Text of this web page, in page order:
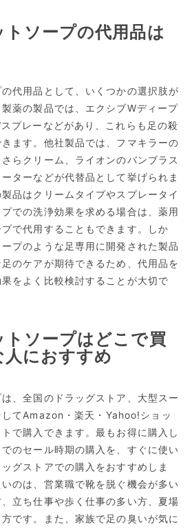
ソープの代用品は
代用品として、いくつかの選択肢が
薬の製品では、エクシブWディープ
プレーなどがあり、これらも足の殺
ます。他社製品では、フマキラーの
らクリーム、ライオンのバンブラス
ターなどが代替品として挙げられま
品はクリームタイプやスプレータイ
での洗浄効果を求める場合は、薬用
で代用することもできます。しか
プのような足専用に開発された製品
のケアが期待できるため、代用品を
をよく比較検討することが大切で
ソープはどこで買
におすすめ
、全国のドラッグストア、大型スー
てAmazon・楽天・Yahoo!ショッ
で購入できます。最もお得に購入し
のセール時期の購入を、すぐに使い
グストアでの購入をおすすめしま
のは、営業職で靴を脱ぐ機会が多い
立ち仕事や歩く仕事の多い方、夏場
です。また、家族で足の臭いが気に